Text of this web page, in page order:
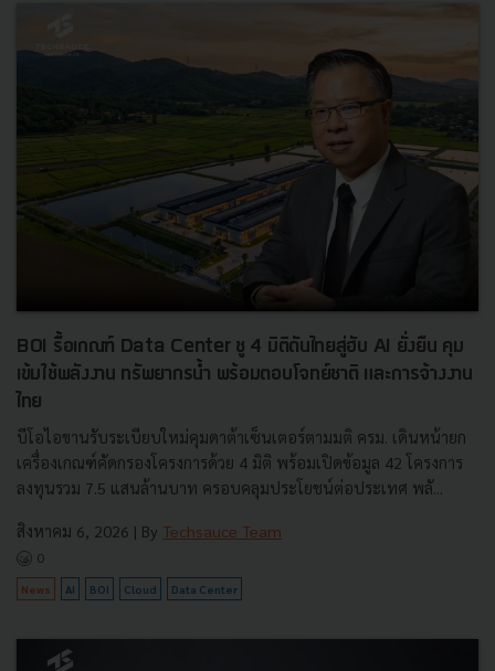
BOI รื้อเกณฑ์ Data Center ชู 4 มิติดันไทยสู่ฮับ AI ยั่งยืน คุม
เข้มใช้พลังงาน ทรัพยากรน้ำ พร้อมตอบโจทย์ชาติ และการจ้างงาน
ไทย
บีโอไอขานรับระเบียบใหม่คุมดาต้าเซ็นเตอร์ตามมติ ครม. เดินหน้ายก
เครื่องเกณฑ์คัดกรองโครงการด้วย 4 มิติ พร้อมเปิดข้อมูล 42 โครงการ
ลงทุนรวม 7.5 แสนล้านบาท ครอบคลุมประโยชน์ต่อประเทศ พลั...
สิงหาคม 6, 2026 | By Techsauce Team
0
News AI BOI Cloud Data Center